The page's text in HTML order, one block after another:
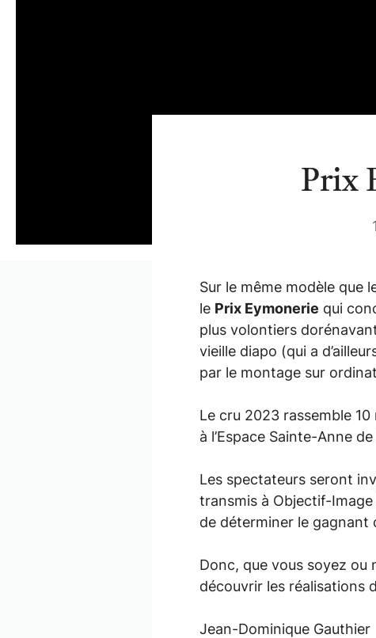
Prix
Sur le même modèle que
le Prix Eymonerie qui
plus volontiers
vieille diapo (qui a
par le montage sur
Le cru 2023 rassemble
à l’Espace Sainte-Anne
Les spectateurs seront
transmis à Objectif-
de déterminer le gagnant
Donc, que vous soyez ou
découvrir les réalisations
Jean-Dominique Gauthier